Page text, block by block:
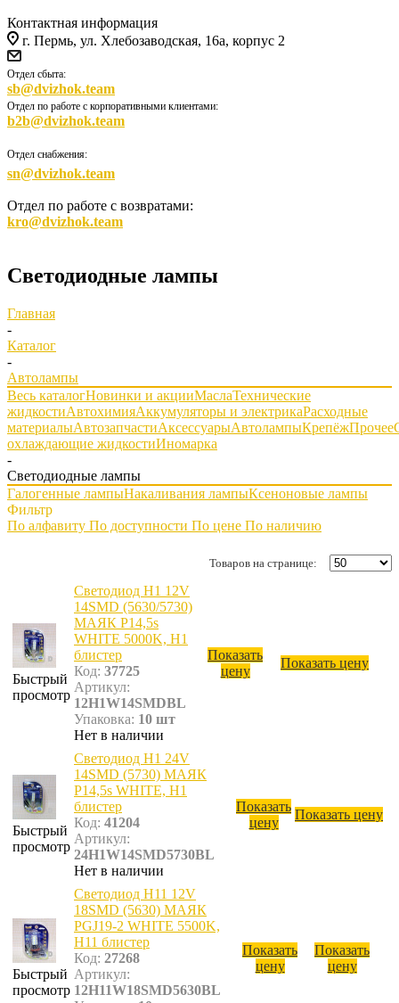
Контактная информация
г. Пермь, ул. Хлебозаводская, 16а, корпус 2
Отдел сбыта:
sb@dvizhok.team
Отдел по работе с корпоративными клиентами:
b2b@dvizhok.team
Отдел снабжения:
sn@dvizhok.team
Отдел по работе с возвратами:
kro@dvizhok.team
Светодиодные лампы
Главная
-
Каталог
-
Автолампы
Весь каталогНовинки и акцииМаслаТехнические
жидкостиАвтохимияАккумуляторы и электрикаРасходные
материалыАвтозапчастиАксессуарыАвтолампыКрепёжПрочее
охлаждающие жидкостиИномарка
-
Светодиодные лампы
Галогенные лампыНакаливания лампыКсеноновые лампы
Фильтр
По алфавиту По доступности По цене По наличию
Товаров на странице:
Быстрый
просмотр
Светодиод Н1 12V
14SMD (5630/5730)
МАЯК P14,5s
WHITE 5000K, H1
блистер
Код: 37725
Артикул:
12H1W14SMDBL
Упаковка: 10 шт
Нет в наличии
Показать
цену
Показать цену
Быстрый
просмотр
Светодиод Н1 24V
14SMD (5730) МАЯК
P14,5s WHITE, H1
блистер
Код: 41204
Артикул:
24H1W14SMD5730BL
Нет в наличии
Показать
цену
Показать цену
Быстрый
просмотр
Светодиод Н11 12V
18SMD (5630) МАЯК
PGJ19-2 WHITE 5500K,
H11 блистер
Код: 27268
Артикул:
12H11W18SMD5630BL
Показать
цену
Показать
цену